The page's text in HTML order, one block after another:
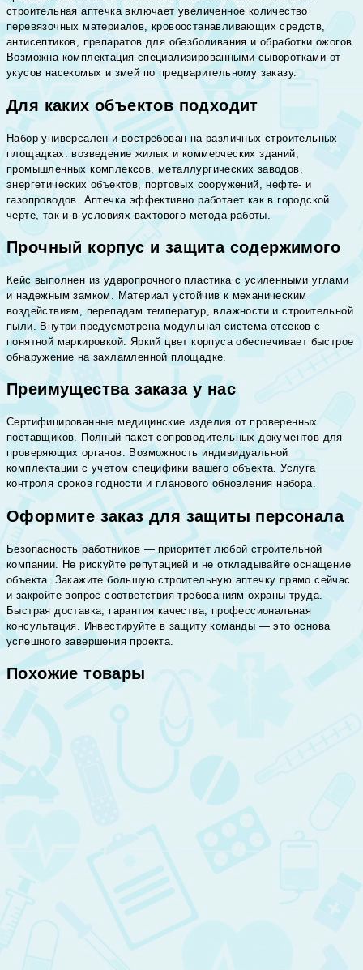
строительная аптечка включает увеличенное количество
перевязочных материалов, кровоостанавливающих средств,
антисептиков, препаратов для обезболивания и обработки ожогов.
Возможна комплектация специализированными сыворотками от
укусов насекомых и змей по предварительному заказу.
Для каких объектов подходит
Набор универсален и востребован на различных строительных
площадках: возведение жилых и коммерческих зданий,
промышленных комплексов, металлургических заводов,
энергетических объектов, портовых сооружений, нефте- и
газопроводов. Аптечка эффективно работает как в городской
черте, так и в условиях вахтового метода работы.
Прочный корпус и защита содержимого
Кейс выполнен из ударопрочного пластика с усиленными углами
и надежным замком. Материал устойчив к механическим
воздействиям, перепадам температур, влажности и строительной
пыли. Внутри предусмотрена модульная система отсеков с
понятной маркировкой. Яркий цвет корпуса обеспечивает быстрое
обнаружение на захламленной площадке.
Преимущества заказа у нас
Сертифицированные медицинские изделия от проверенных
поставщиков. Полный пакет сопроводительных документов для
проверяющих органов. Возможность индивидуальной
комплектации с учетом специфики вашего объекта. Услуга
контроля сроков годности и планового обновления набора.
Оформите заказ для защиты персонала
Безопасность работников — приоритет любой строительной
компании. Не рискуйте репутацией и не откладывайте оснащение
объекта. Закажите большую строительную аптечку прямо сейчас
и закройте вопрос соответствия требованиям охраны труда.
Быстрая доставка, гарантия качества, профессиональная
консультация. Инвестируйте в защиту команды — это основа
успешного завершения проекта.
Похожие товары